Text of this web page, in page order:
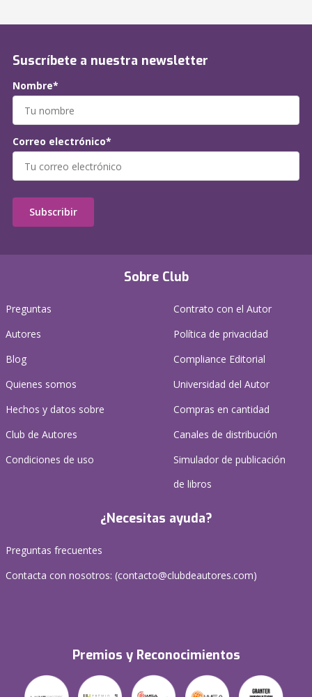
Sobre Club
Preguntas
Autores
Blog
Quienes somos
Hechos y datos sobre
Club de Autores
Condiciones de uso
Contrato con el Autor
Política de privacidad
Compliance Editorial
Universidad del Autor
Compras en cantidad
Canales de distribución
Simulador de publicación
de libros
¿Necesitas ayuda?
Preguntas frecuentes
Contacta con nosotros: (contacto@clubdeautores.com)
Premios y Reconocimientos
Suscríbete a nuestra newsletter
Nombre*
Correo electrónico*
Subscribir